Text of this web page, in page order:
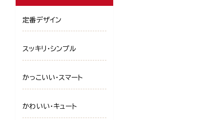
定番デザイン
スッキリ・シンプル
かっこいい・スマート
かわいい・キュート